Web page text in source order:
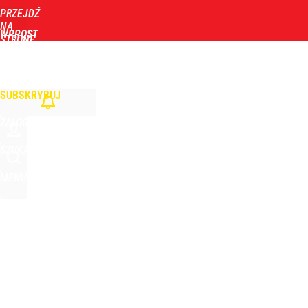
PRZEJDŹ
NA
STRONĘ
WPROST
SUBSKRYBUJ
dodaj